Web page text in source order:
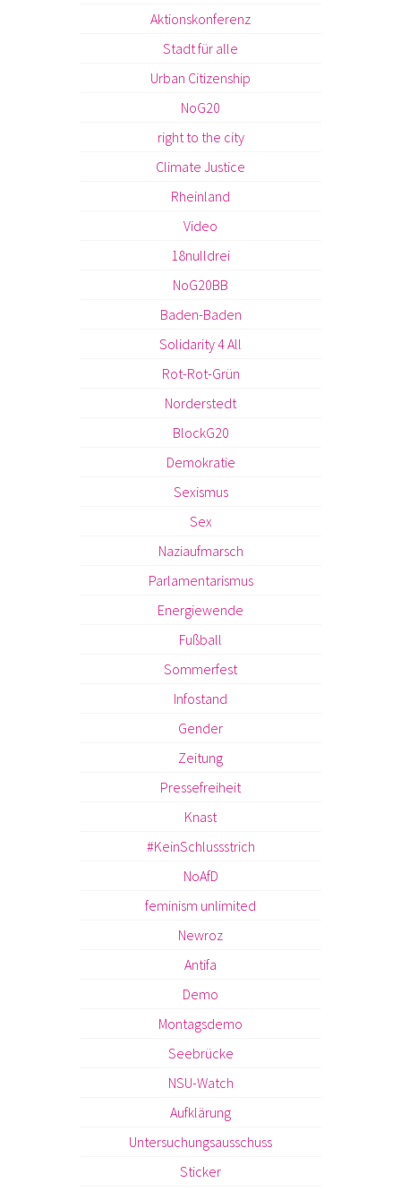
Aktionskonferenz
Stadt für alle
Urban Citizenship
NoG20
right to the city
Climate Justice
Rheinland
Video
18nulldrei
NoG20BB
Baden-Baden
Solidarity 4 All
Rot-Rot-Grün
Norderstedt
BlockG20
Demokratie
Sexismus
Sex
Naziaufmarsch
Parlamentarismus
Energiewende
Fußball
Sommerfest
Infostand
Gender
Zeitung
Pressefreiheit
Knast
#KeinSchlussstrich
NoAfD
feminism unlimited
Newroz
Antifa
Demo
Montagsdemo
Seebrücke
NSU-Watch
Aufklärung
Untersuchungsausschuss
Sticker